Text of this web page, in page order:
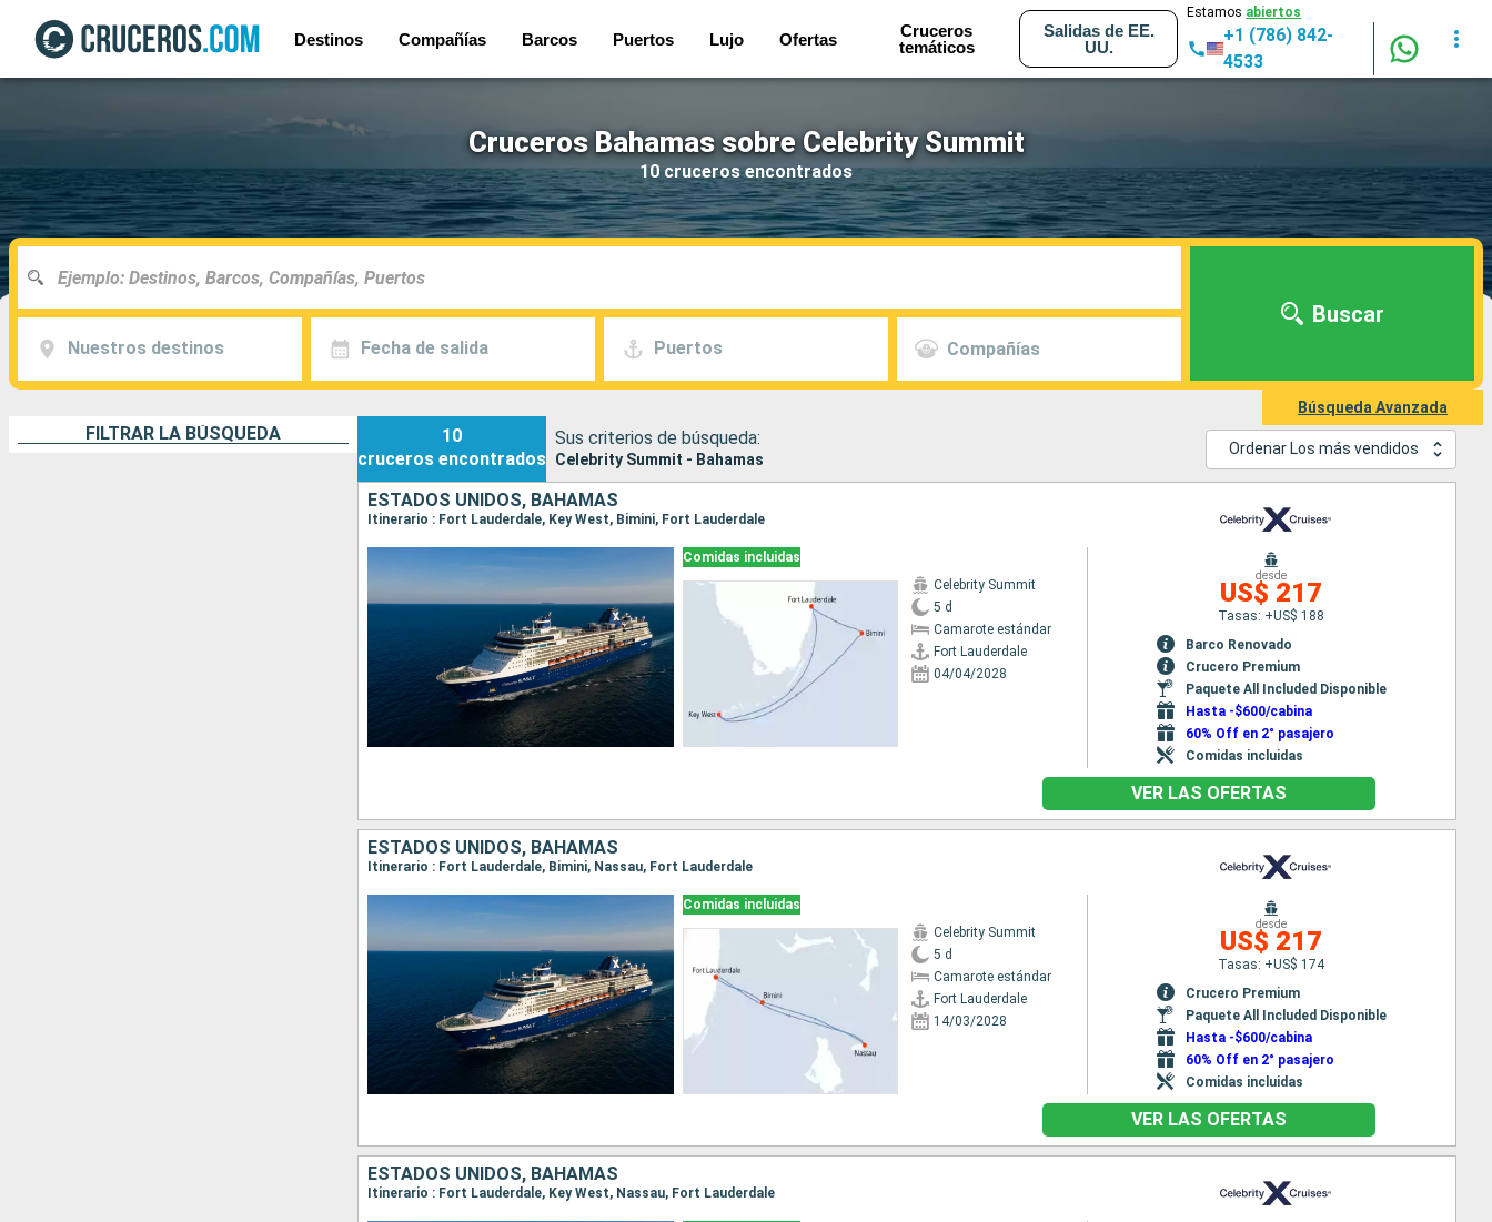
Destinos Compañías Barcos Puertos Lujo Ofertas
Cruceros
temáticos
Salidas de EE.
UU.
Estamos abiertos
+1 (786) 842-
4533
Cruceros Bahamas sobre Celebrity Summit
10 cruceros encontrados
Nuestros destinos Fecha de salida Puertos Compañías
Buscar
Búsqueda Avanzada
FILTRAR LA BÚSQUEDA
10
cruceros encontrados
Sus criterios de búsqueda:
Celebrity Summit - Bahamas
Ordenar Los más vendidos
ESTADOS UNIDOS, BAHAMAS
Itinerario : Fort Lauderdale, Key West, Bimini, Fort Lauderdale
Comidas incluidas
Celebrity Summit
5 d
Camarote estándar
Fort Lauderdale
04/04/2028
desde
US$ 217
Tasas: +US$ 188
Barco Renovado
Crucero Premium
Paquete All Included Disponible
Hasta -$600/cabina
60% Off en 2° pasajero
Comidas incluidas
VER LAS OFERTAS
ESTADOS UNIDOS, BAHAMAS
Itinerario : Fort Lauderdale, Bimini, Nassau, Fort Lauderdale
Comidas incluidas
Celebrity Summit
5 d
Camarote estándar
Fort Lauderdale
14/03/2028
desde
US$ 217
Tasas: +US$ 174
Crucero Premium
Paquete All Included Disponible
Hasta -$600/cabina
60% Off en 2° pasajero
Comidas incluidas
VER LAS OFERTAS
ESTADOS UNIDOS, BAHAMAS
Itinerario : Fort Lauderdale, Key West, Nassau, Fort Lauderdale